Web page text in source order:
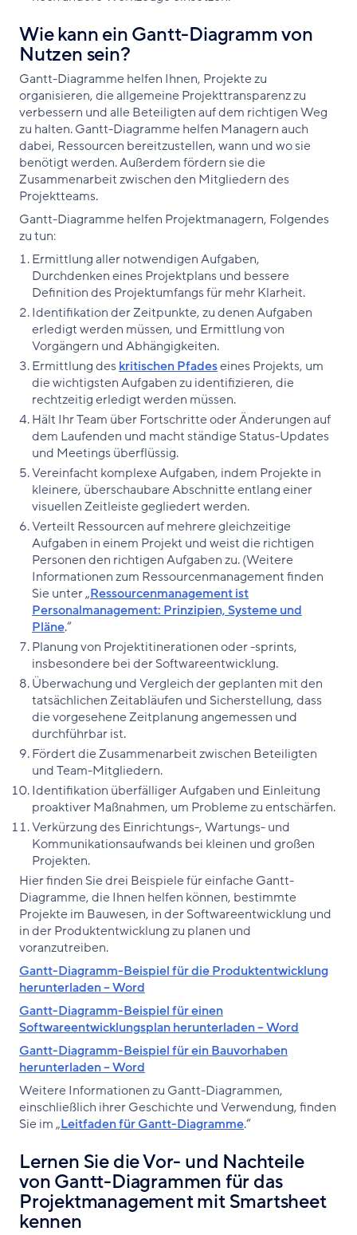
Wie kann ein Gantt-Diagramm von
Nutzen sein?
Gantt-Diagramme helfen Ihnen, Projekte zu
organisieren, die allgemeine Projekttransparenz zu
verbessern und alle Beteiligten auf dem richtigen Weg
zu halten. Gantt-Diagramme helfen Managern auch
dabei, Ressourcen bereitzustellen, wann und wo sie
benötigt werden. Außerdem fördern sie die
Zusammenarbeit zwischen den Mitgliedern des
Projektteams.
Gantt-Diagramme helfen Projektmanagern, Folgendes
zu tun:
Ermittlung aller notwendigen Aufgaben,
Durchdenken eines Projektplans und bessere
Definition des Projektumfangs für mehr Klarheit.
Identifikation der Zeitpunkte, zu denen Aufgaben
erledigt werden müssen, und Ermittlung von
Vorgängern und Abhängigkeiten.
Ermittlung des kritischen Pfadeseines Projekts, um
die wichtigsten Aufgaben zu identifizieren, die
rechtzeitig erledigt werden müssen.
Hält Ihr Team über Fortschritte oder Änderungen auf
dem Laufenden und macht ständige Status-Updates
und Meetings überflüssig.
Vereinfacht komplexe Aufgaben, indem Projekte in
kleinere, überschaubare Abschnitte entlang einer
visuellen Zeitleiste gegliedert werden.
Verteilt Ressourcen auf mehrere gleichzeitige
Aufgaben in einem Projekt und weist die richtigen
Personen den richtigen Aufgaben zu. (Weitere
Informationen zum Ressourcenmanagement finden
Sie unter „Ressourcenmanagement ist
Personalmanagement: Prinzipien, Systeme und
Pläne.“
Planung von Projektitinerationen oder -sprints,
insbesondere bei der Softwareentwicklung.
Überwachung und Vergleich der geplanten mit den
tatsächlichen Zeitabläufen und Sicherstellung, dass
die vorgesehene Zeitplanung angemessen und
durchführbar ist.
Fördert die Zusammenarbeit zwischen Beteiligten
und Team-Mitgliedern.
Identifikation überfälliger Aufgaben und Einleitung
proaktiver Maßnahmen, um Probleme zu entschärfen.
Verkürzung des Einrichtungs-, Wartungs- und
Kommunikationsaufwands bei kleinen und großen
Projekten.
Hier finden Sie drei Beispiele für einfache Gantt-
Diagramme, die Ihnen helfen können, bestimmte
Projekte im Bauwesen, in der Softwareentwicklung und
in der Produktentwicklung zu planen und
voranzutreiben.
Gantt-Diagramm-Beispiel für die Produktentwicklung
herunterladen – Word
Gantt-Diagramm-Beispiel für einen
Softwareentwicklungsplan herunterladen – Word
Gantt-Diagramm-Beispiel für ein Bauvorhaben
herunterladen – Word
Weitere Informationen zu Gantt-Diagrammen,
einschließlich ihrer Geschichte und Verwendung, finden
Sie im „Leitfaden für Gantt-Diagramme.“
Lernen Sie die Vor- und Nachteile
von Gantt-Diagrammen für das
Projektmanagement mit Smartsheet
kennen